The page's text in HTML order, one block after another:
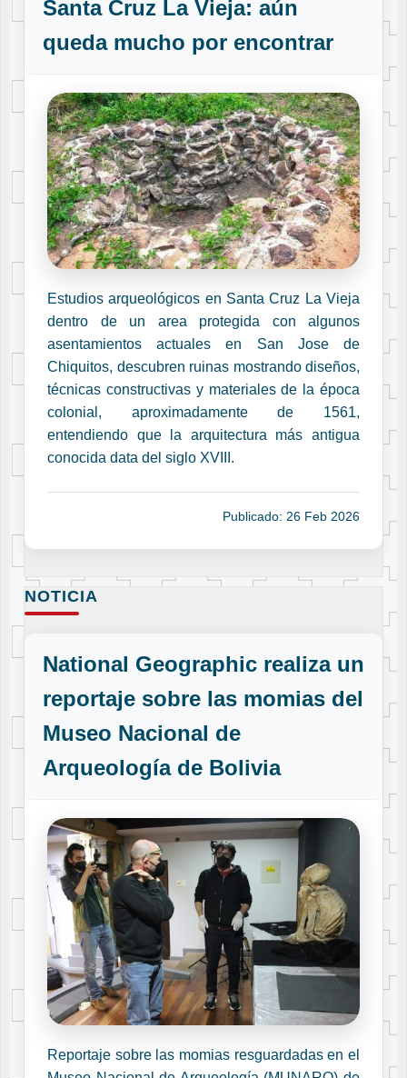
Santa Cruz La Vieja: aún
queda mucho por encontrar
Estudios arqueológicos en Santa Cruz La Vieja
dentro de un area protegida con algunos
asentamientos actuales en San Jose de
Chiquitos, descubren ruinas mostrando diseños,
técnicas constructivas y materiales de la época
colonial, aproximadamente de 1561,
entendiendo que la arquitectura más antigua
conocida data del siglo XVIII.
Publicado: 26 Feb 2026
NOTICIA
National Geographic realiza un
reportaje sobre las momias del
Museo Nacional de
Arqueología de Bolivia
Reportaje sobre las momias resguardadas en el